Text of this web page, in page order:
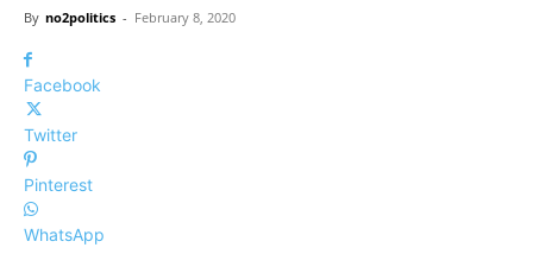
By no2politics - February 8, 2020
Facebook
Twitter
Pinterest
WhatsApp